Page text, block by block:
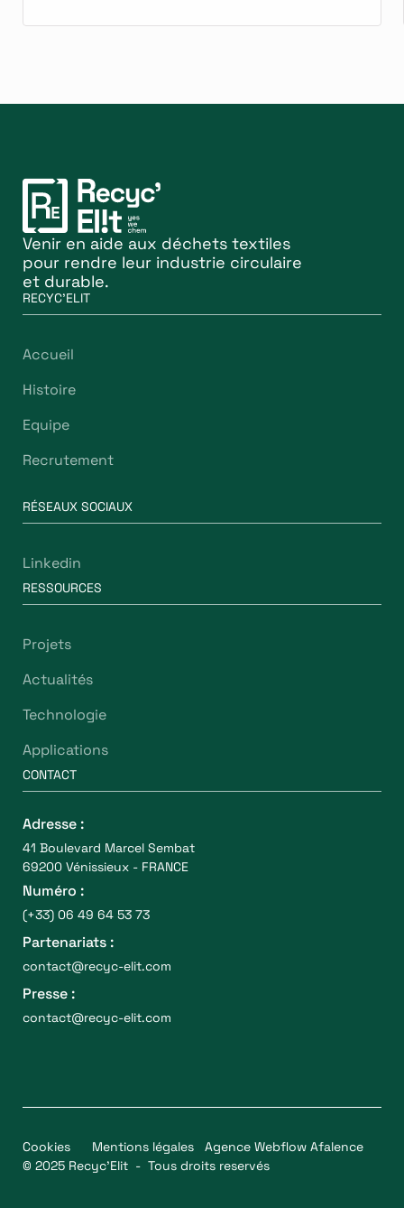
Venir en aide aux déchets textiles
pour rendre leur industrie circulaire
et durable.
RECYC'ELIT
Accueil
Histoire
Equipe
Recrutement
RÉSEAUX SOCIAUX
Linkedin
RESSOURCES
Projets
Actualités
Technologie
Applications
CONTACT
Adresse :
41 Boulevard Marcel Sembat
69200 Vénissieux - FRANCE
Numéro :
(+33) 06 49 64 53 73
Partenariats :
contact@recyc-elit.com
Presse :
contact@recyc-elit.com
© 2025 Recyc’Elit - Tous droits reservés
Cookies Mentions légales Agence Webflow Afalence